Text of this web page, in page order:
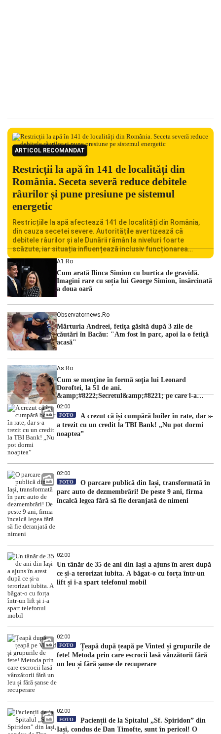
ARTICOL RECOMANDAT
Restricții la apă în 141 de localități din
România. Seceta severă reduce debitele
râurilor și pune presiune pe sistemul
energetic
Restricțiile la apă afectează 141 de localități din România,
din cauza secetei severe. Autoritățile avertizează că
debitele râurilor și ale Dunării rămân la niveluri foarte
scăzute, iar situația influențează inclusiv funcționarea
Centralei Nucleare de la Cernavodă. România se confruntă
cu una dintre cele mai dificile perioade din punct de vedere
hidrologic din ultimii ani. Lipsa […]
A1.ro
Cum arată Ilinca Simion cu burtica de gravidă.
Imagini rare cu soția lui George Simion, însărcinată
a doua oară
Observatornews.ro
Mărturia Andreei, fetiţa găsită după 3 zile de
căutări în Bacău: "Am fost în parc, apoi la o fetiţă
acasă"
As.ro
Cum se menţine în formă soţia lui Leonard
Doroftei, la 51 de ani.
&amp;#8222;Secretul&amp;#8221; pe care l-a
dezvăluit
02:00
FOTO
A crezut că își cumpără boiler în rate, dar s-
a trezit cu un credit la TBI Bank! „Nu pot dormi
noaptea”
02:00
FOTO
O parcare publică din Iași, transformată în
parc auto de dezmembrări! De peste 9 ani, firma
încalcă legea fără să fie deranjată de nimeni
02:00
Un tânăr de 35 de ani din Iași a ajuns în arest după
ce și-a terorizat iubita. A băgat-o cu forța într-un
lift și i-a spart telefonul mobil
02:00
FOTO
Țeapă după țeapă pe Vinted și grupurile de
fete! Metoda prin care escrocii lasă vânzătorii fără
un leu și fără șanse de recuperare
02:00
FOTO
Pacienții de la Spitalul „Sf. Spiridon” din
Iași, condus de Dan Timofte, sunt în pericol! O